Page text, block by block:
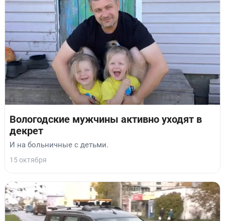
Вологодские мужчины активно уходят в
декрет
И на больничные с детьми.
15 октября